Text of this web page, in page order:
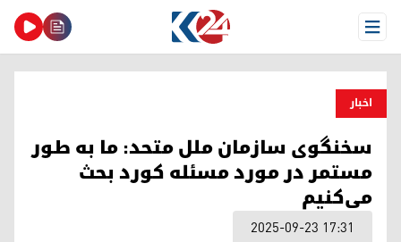
Open Menu
اخبار
سخنگوی سازمان ملل متحد: ما به طور
مستمر در مورد مسئله کورد بحث
می‌کنیم
2025-09-23 17:31